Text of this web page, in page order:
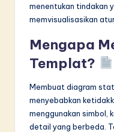
ti
o
menentukan tindakan
memvisualisasikan
Mengapa
Templat?
Membuat diagram
menyebabkan
menggunakan simbol,
detail yang berbeda.